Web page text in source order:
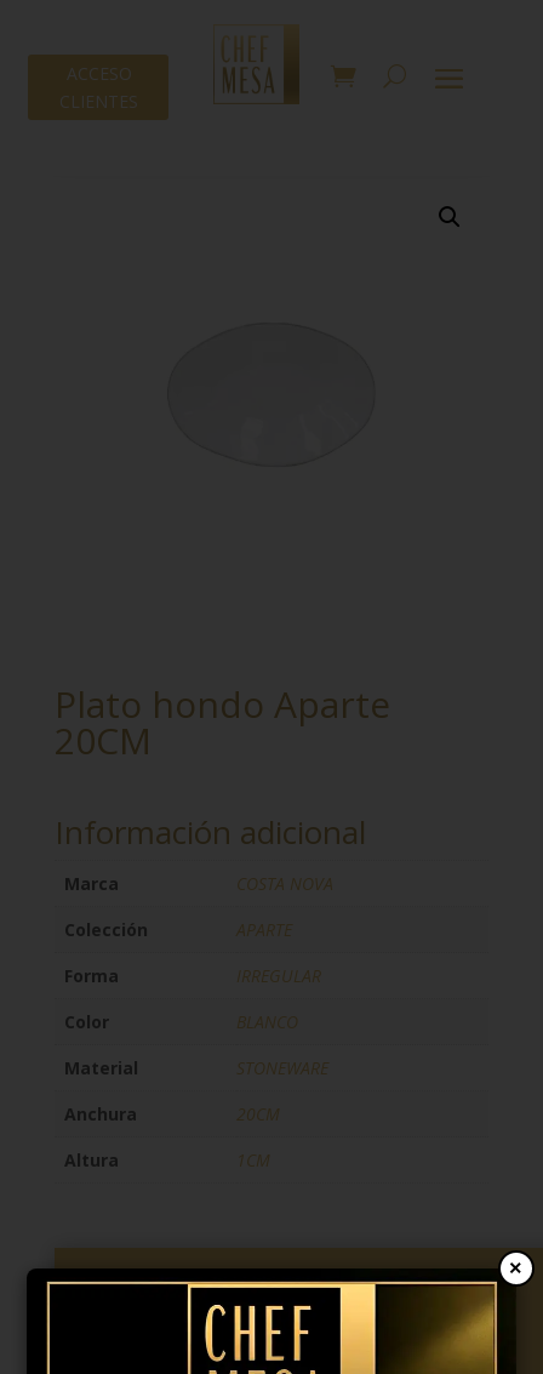
ACCESO
CLIENTES
Plato hondo Aparte
20CM
Información adicional
Marca
COSTA NOVA
Colección
APARTE
Forma
IRREGULAR
Color
BLANCO
Material
STONEWARE
Anchura
20CM
Altura
1CM
10,50€ IVA incl.×